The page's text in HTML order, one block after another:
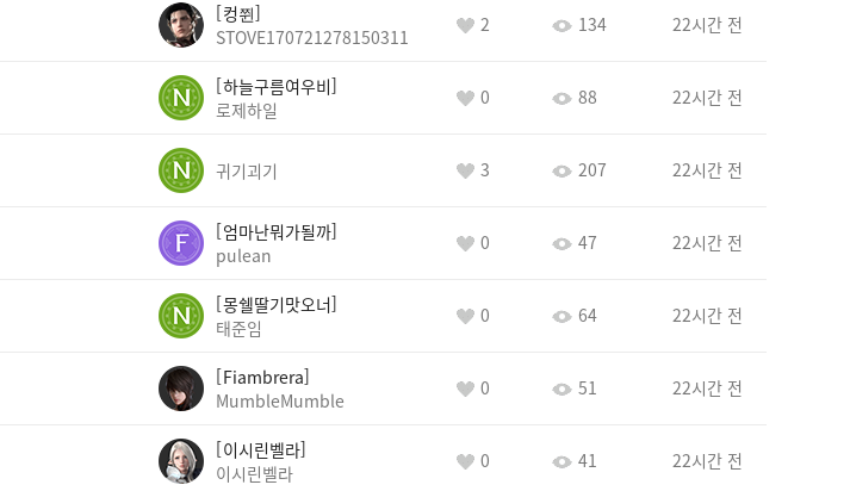
컹쮠
STOVE170721278150311
2 134 22시간 전
하늘구름여우비
로제하일
0 88 22시간 전
귀기괴기 3 207 22시간 전
엄마난뭐가될까
pulean
0 47 22시간 전
몽쉘딸기맛오너
태준임
0 64 22시간 전
Fiambrera
MumbleMumble
0 51 22시간 전
이시린벨라
이시린벨라
0 41 22시간 전